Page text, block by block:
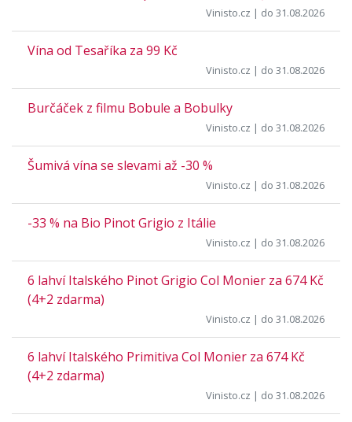
Vinisto.cz | do 31.08.2026
Vína od Tesaříka za 99 Kč
Vinisto.cz | do 31.08.2026
Burčáček z filmu Bobule a Bobulky
Vinisto.cz | do 31.08.2026
Šumivá vína se slevami až -30 %
Vinisto.cz | do 31.08.2026
-33 % na Bio Pinot Grigio z Itálie
Vinisto.cz | do 31.08.2026
6 lahví Italského Pinot Grigio Col Monier za 674 Kč
(4+2 zdarma)
Vinisto.cz | do 31.08.2026
6 lahví Italského Primitiva Col Monier za 674 Kč
(4+2 zdarma)
Vinisto.cz | do 31.08.2026